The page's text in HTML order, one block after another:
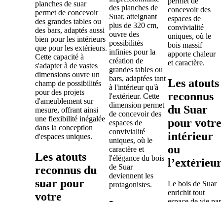
planches de suar
permet de concevoir
des grandes tables ou
des bars, adaptés aussi
bien pour les intérieurs
que pour les extérieurs.
Cette capacité à
s'adapter à de vastes
dimensions ouvre un
champ de possibilités
pour des projets
d'ameublement sur
mesure, offrant ainsi
une flexibilité inégalée
dans la conception
d'espaces uniques.
Les atouts
reconnus du
suar pour
votre
des planches de
Suar, atteignant
plus de 320 cm,
ouvre des
possibilités
infinies pour la
création de
grandes tables ou
bars, adaptées tant
à l'intérieur qu'à
l'extérieur. Cette
dimension permet
de concevoir des
espaces de
convivialité
uniques, où le
caractère et
l'élégance du bois
de Suar
deviennent les
protagonistes.
concevoir des
espaces de
convivialité
uniques, où le
bois massif
apporte chaleur
et caractère.
Les atouts
reconnus
du Suar
pour votre
intérieur
ou
Le bois de Suar
enrichit tout